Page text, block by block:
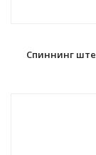
Спиннинг